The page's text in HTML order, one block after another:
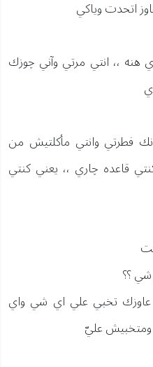
اتحدت وياكي
هنه ،، انتي مرتي وآني چوزك
فطرتي وانتي مأكلتيش من
قاعده چاري ،، يعني كنتي
شي ؟؟
تخبي علي اي شي واي
ومتخبيش عليّ